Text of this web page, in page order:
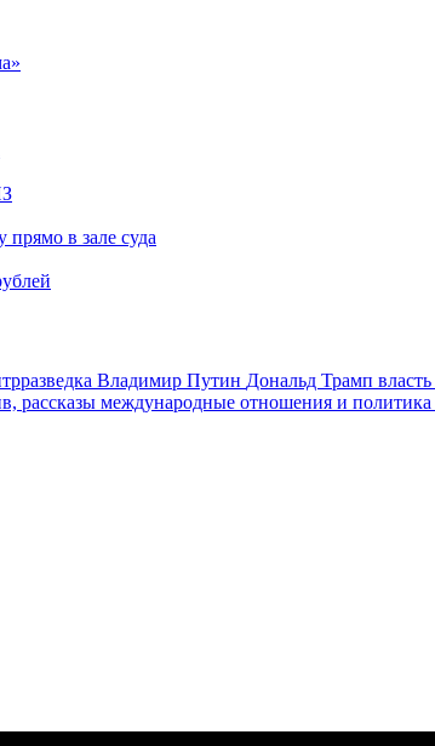
в зале суда
Владимир Путин Дональд Трамп власть
рассказы международные отношения и политика